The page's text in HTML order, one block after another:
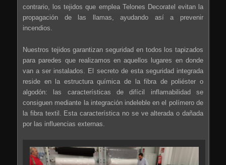
contrario, los tejidos que emplea Telones Decoratel evitan la
propagación de las llamas, ayudando así a prevenir
incendios.
Nuestros tejidos garantizan seguridad en todos los tapizados
para paredes que realizamos en aquellos lugares en donde
van a ser instalados. El secreto de esta seguridad integrada
reside en la estructura química de la fibra de poliéster o
algodón: las características de difícil inflamabilidad se
consiguen mediante la integración indeleble en el polímero de
la fibra textil. Esta característica no se ve alterada o dañada
por las influencias externas.